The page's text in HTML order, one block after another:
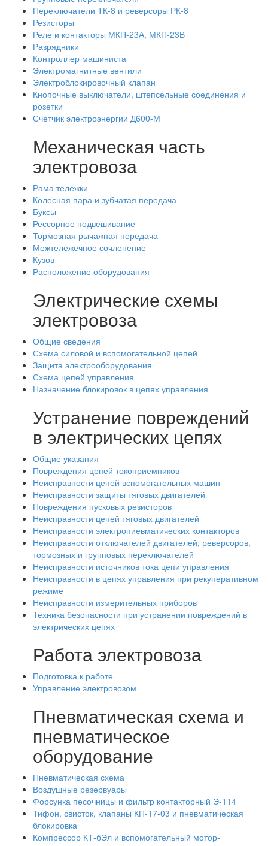
Переключатели ТК-8 и реверсоры РК-8
Резисторы
Реле и контакторы МКП-23А, МКП-23В
Разрядники
Контроллер машиниста
Электромагнитные вентили
Электроблокировочный клапан
Кнопочные выключатели, штепсельные соединения и
розетки
Счетчик электроэнергии Д600-М
Механическая часть
электровоза
Рама тележки
Колесная пара и зубчатая передача
Буксы
Рессорное подвешивание
Тормозная рычажная передача
Межтележечное сочленение
Кузов
Расположение оборудования
Электрические схемы
электровоза
Общие сведения
Схема силовой и вспомогательной цепей
Защита электрооборудования
Схема цепей управления
Назначение блокировок в цепях управления
Устранение повреждений
в электрических цепях
Общие указания
Повреждения цепей токоприемников
Неисправности цепей вспомогательных машин
Неисправности защиты тяговых двигателей
Повреждения пусковых резисторов
Неисправности цепей тяговых двигателей
Неисправности электропиевматических контакторов
Неисправности отключателей двигателей, реверсоров,
тормозных и групповых переключателей
Неисправности источников тока цепи управления
Неисправности в цепях управления при рекуперативном
режиме
Неисправности измерительных приборов
Техника безопасности при устранении повреждений в
электрических цепях
Работа электровоза
Подготовка к работе
Управление электровозом
Пневматическая схема и
пневматическое
оборудование
Пневматическая схема
Воздушные резервуары
Форсунка песочницы и фильтр контакторный Э-114
Тифон, свисток, клапаны КП-17-03 и пневматическая
блокировка
Компрессор КТ-бЭл и вспомогательный мотор-